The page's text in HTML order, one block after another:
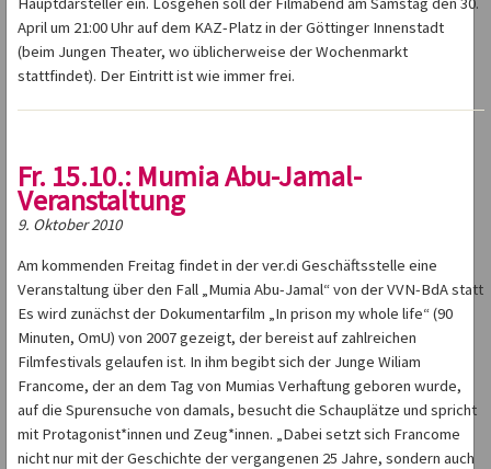
April um 21:00 Uhr auf dem KAZ-Platz in der Göttinger Innenstadt
(beim Jungen Theater, wo üblicherweise der Wochenmarkt
stattfindet). Der Eintritt ist wie immer frei.
Fr. 15.10.: Mumia Abu-Jamal-
Veranstaltung
9. Oktober 2010
Am kommenden Freitag findet in der ver.di Geschäftsstelle eine
Veranstaltung über den Fall „Mumia Abu-Jamal“ von der VVN-BdA statt
Es wird zunächst der Dokumentarfilm „In prison my whole life“ (90
Minuten, OmU) von 2007 gezeigt, der bereist auf zahlreichen
Filmfestivals gelaufen ist. In ihm begibt sich der Junge Wiliam
Francome, der an dem Tag von Mumias Verhaftung geboren wurde,
auf die Spurensuche von damals, besucht die Schauplätze und spricht
mit Protagonist*innen und Zeug*innen. „Dabei setzt sich Francome
nicht nur mit der Geschichte der vergangenen 25 Jahre, sondern auch